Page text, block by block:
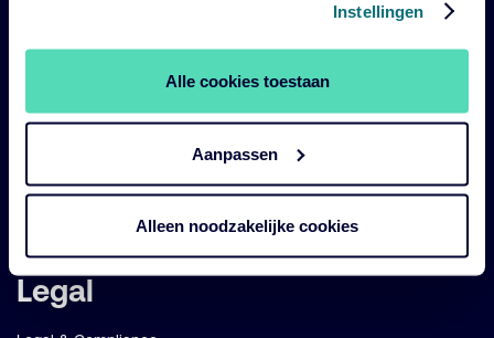
Instellingen
Alle cookies toestaan
Aanpassen
Alleen noodzakelijke cookies
Duurzaam
Strategieën
Over ons
Legal